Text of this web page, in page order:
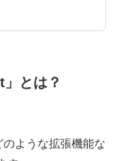
とは？
ような拡張機能な